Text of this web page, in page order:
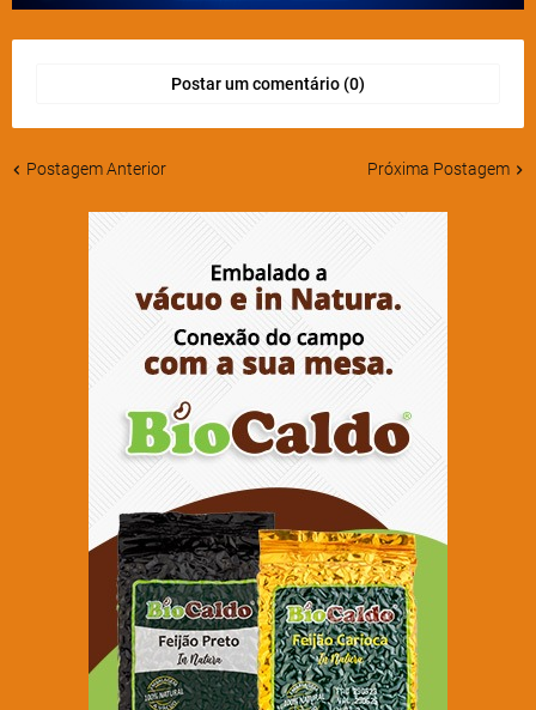
Postar um comentário (0)
Postagem Anterior Próxima Postagem